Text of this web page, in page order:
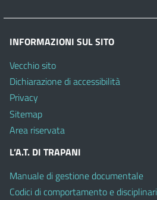
INFORMAZIONI SUL SITO
Vecchio sito
Dichiarazione di accessibilità
Privacy
Sitemap
Area riservata
L’A.T. DI TRAPANI
Manuale di gestione documentale
Codici di comportamento e disciplinari